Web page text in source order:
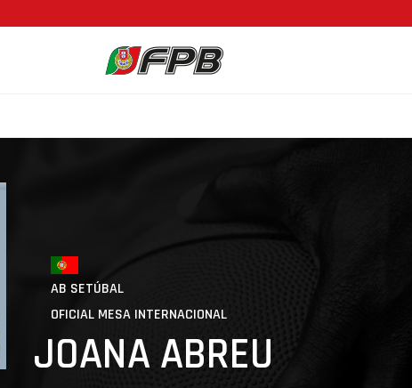
AB SETÚBAL
OFICIAL MESA INTERNACIONAL
JOANA ABREU